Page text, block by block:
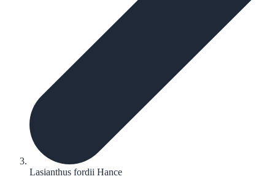
Lasianthus fordii Hance